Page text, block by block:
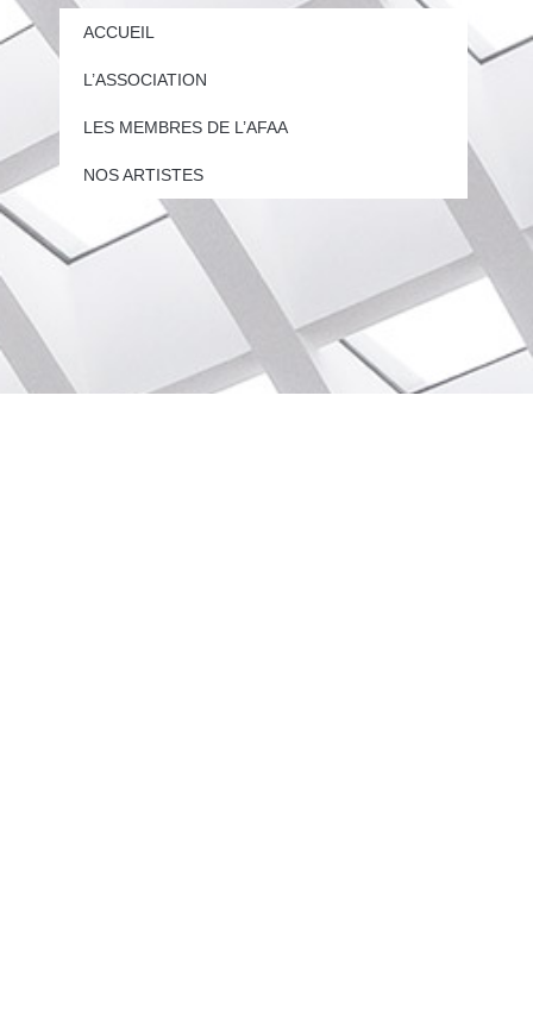
ACCUEIL
L’ASSOCIATION
LES MEMBRES DE L’AFAA
NOS ARTISTES